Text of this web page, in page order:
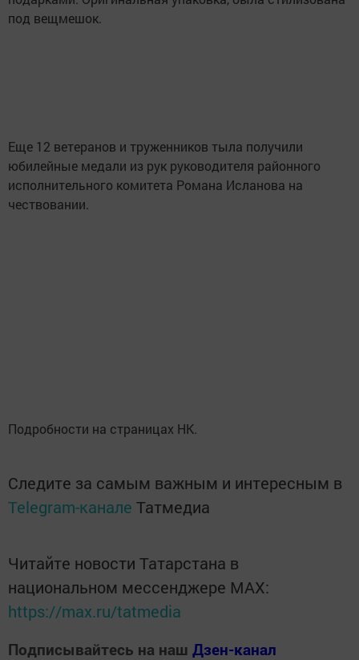
под вещмешок.
Еще 12 ветеранов и труженников тыла получили
юбилейные медали из рук руководителя районного
исполнительного комитета Романа Исланова на
чествовании.
Подробности на страницах НК.
Следите за самым важным и интересным в
Telegram-канале Татмедиа
Читайте новости Татарстана в
национальном мессенджере MАХ:
https://max.ru/tatmedia
Подписывайтесь на наш Дзен-канал